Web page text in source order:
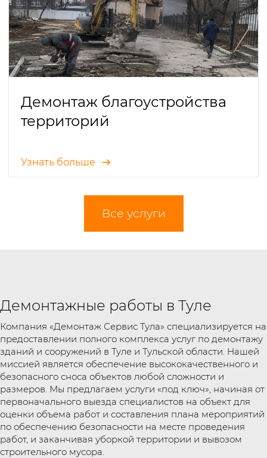
Демонтаж благоустройства
территорий
Узнать больше
Все услуги
Демонтажные работы в Туле
Компания «Демонтаж Сервис Тула» специализируется на
предоставлении полного комплекса услуг по демонтажу
зданий и сооружений в Туле и Тульской области. Нашей
миссией является обеспечение высококачественного и
безопасного сноса объектов любой сложности и
размеров. Мы предлагаем услуги «под ключ», начиная от
первоначального выезда специалистов на объект для
оценки объема работ и составления плана мероприятий
по обеспечению безопасности на месте проведения
работ, и заканчивая уборкой территории и вывозом
строительного мусора.